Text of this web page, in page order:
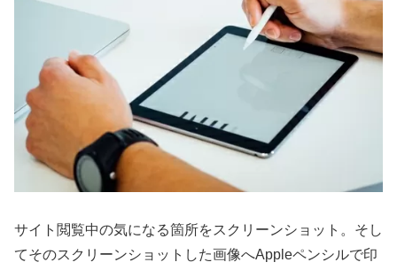
サイト閲覧中の気になる箇所をスクリーンショット。そし
てそのスクリーンショットした画像へAppleペンシルで印